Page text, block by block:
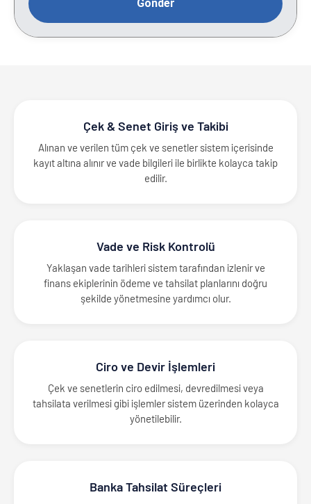
Çek & Senet Giriş ve Takibi
Alınan ve verilen tüm çek ve senetler sistem içerisinde
kayıt altına alınır ve vade bilgileri ile birlikte kolayca takip
edilir.
Vade ve Risk Kontrolü
Yaklaşan vade tarihleri sistem tarafından izlenir ve
finans ekiplerinin ödeme ve tahsilat planlarını doğru
şekilde yönetmesine yardımcı olur.
Ciro ve Devir İşlemleri
Çek ve senetlerin ciro edilmesi, devredilmesi veya
tahsilata verilmesi gibi işlemler sistem üzerinden kolayca
yönetilebilir.
Banka Tahsilat Süreçleri